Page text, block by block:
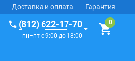
Доставка и оплата Гарантия
(812) 622-17-70
пн–пт с 9:00 до 18:00